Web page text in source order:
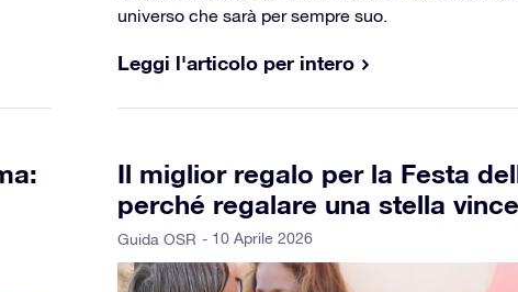
universo che sarà per sempre suo.
Leggi l'articolo per intero
Il miglior regalo per la Festa
perché regalare una stella
Guida OSR - 10 Aprile 2026